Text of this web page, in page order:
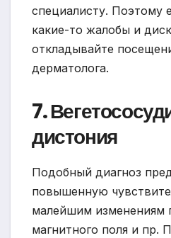
специалисту. Поэтому
какие-то жалобы и
откладывайте
дерматолога.
7.
дистония
Подобный диагноз
повышенную
малейшим изменениям
магнитного поля и пр.